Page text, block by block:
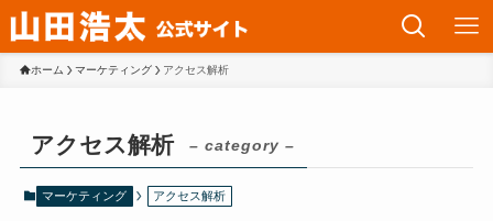
ホーム マーケティング アクセス解析
アクセス解析 – category –
マーケティング アクセス解析